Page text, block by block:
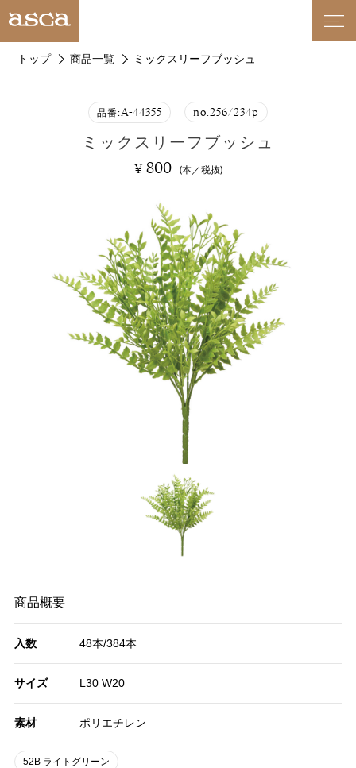
トップ 商品一覧 ミックスリーフブッシュ
品番:A-44355 no.256/234p
ミックスリーフブッシュ
¥ 800 (本／税抜)
商品概要
入数 48本/384本
サイズ L30 W20
素材 ポリエチレン
52B ライトグリーン